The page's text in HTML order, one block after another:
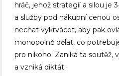
hráč, jehož strategií a silou je
a služby pod nákupní cenou
nechat vykrvácet, aby pak
monopolně dělat, co
pro nikoho. Zaniká ta soutěž,
a vzniká diktát.